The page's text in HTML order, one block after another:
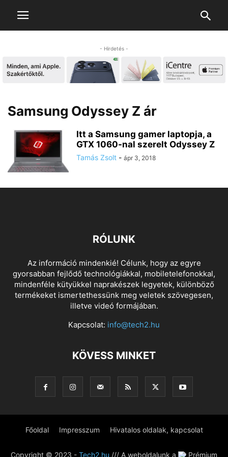
- Hirdetés -
Samsung Odyssey Z ár
Itt a Samsung gamer laptopja, a
GTX 1060-nal szerelt Odyssey Z
Tamás Zsolt - ápr 3, 2018
RÓLUNK
Az információ mindenkié! Célunk, hogy az egyre
gyorsabban fejlődő technológiákkal, mobiletelefonokkal,
mindenféle kütyükkel naprakészek legyetek, különböző
termékeket ismertethessünk meg veletek szövegesen,
illetve videó formájában.
Kapcsolat: info@tech2.hu
KÖVESS MINKET
Főoldal Impresszum Hivatalos oldalak, kapcsolat
Copyright © 2023 - Tech2.hu /// A weboldalunk a Prémium